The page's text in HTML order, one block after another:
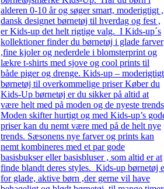
alderen 0-10 år og søger smart, moderigtigt ,
dansk designet børnetøj til hverdag og fest ,
er Kids-up det helt rigtige valg. I Kids-up´s
kollektioner finder du børnetøj i glade farver
,fine kjoler og nederdele i blomsterprint og
lækre t-shirts med sjove og cool prints til
både piger og drenge. Kids-up – moderigtigt
børnetøj til overkommelige priser Køber du
Kids-Up børnetøj er du sikker på altid at
være helt med på moden og de nyeste
Moden skifter hurtigt og med Kids-up’s
priser kan du nemt være med på de helt nye
trends. Sæsonens nye farver og prints kan
nemt kombineres med et par gode
basisbukser eller basisbluser , som altid er at
finde blandt deres styles. Kids-up børnetøj
for glade, aktive børn ,der gerne vil have